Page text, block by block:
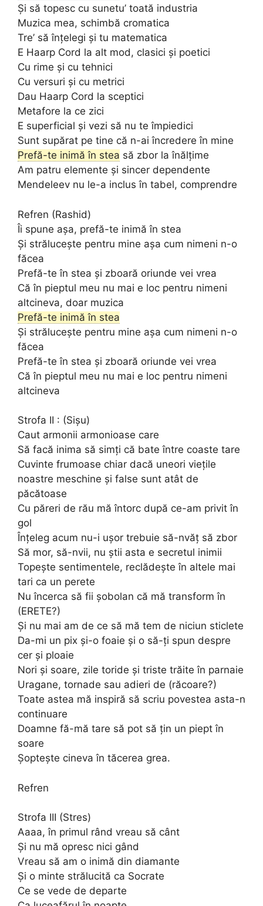
Și să topesc cu sunetu’ toată industria
Muzica mea, schimbă cromatica
Tre’ să înțelegi și tu matematica
E Haarp Cord la alt mod, clasici și poetici
Cu rime și cu tehnici
Cu versuri și cu metrici
Dau Haarp Cord la sceptici
Metafore la ce zici
E superficial și vezi să nu te împiedici
Sunt supărat pe tine că n-ai încredere în mine
Prefă-te inimă în stea să zbor la înălțime
Am patru elemente și sincer dependente
Mendeleev nu le-a inclus în tabel, comprendre
Refren (Rashid)
Îi spune așa, prefă-te inimă în stea
Și strălucește pentru mine așa cum nimeni n-o
făcea
Prefă-te în stea și zboară oriunde vei vrea
Că în pieptul meu nu mai e loc pentru nimeni
altcineva, doar muzica
Prefă-te inimă în stea
Și strălucește pentru mine așa cum nimeni n-o
făcea
Prefă-te în stea și zboară oriunde vei vrea
Că în pieptul meu nu mai e loc pentru nimeni
altcineva
Strofa II : (Sișu)
Caut armonii armonioase care
Să facă inima să simți că bate între coaste tare
Cuvinte frumoase chiar dacă uneori viețile
noastre meschine și false sunt atât de
păcătoase
Cu păreri de rău mă întorc după ce-am privit în
gol
Înțeleg acum nu-i ușor trebuie să-nvăț să zbor
Să mor, să-nvii, nu știi asta e secretul inimii
Topește sentimentele, reclădește în altele mai
tari ca un perete
Nu încerca să fii șobolan că mă transform în
(ERETE?)
Și nu mai am de ce să mă tem de niciun sticlete
Da-mi un pix și-o foaie și o să-ți spun despre
cer și ploaie
Nori și soare, zile toride și triste trăite în parnaie
Uragane, tornade sau adieri de (răcoare?)
Toate astea mă inspiră să scriu povestea asta-n
continuare
Doamne fă-mă tare să pot să țin un piept în
soare
Șoptește cineva în tăcerea grea.
Refren
Strofa III (Stres)
Aaaa, în primul rând vreau să cânt
Și nu mă opresc nici gând
Vreau să am o inimă din diamante
Și o minte strălucită ca Socrate
Ce se vede de departe